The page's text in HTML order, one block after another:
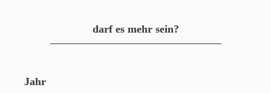
darf es mehr sein?
Jahr